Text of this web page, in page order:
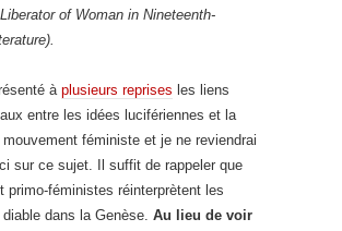
of Woman in Nineteenth-
à plusieurs reprises les liens
entre les idées lucifériennes et la
féministe et je ne reviendrai
sur ce sujet. Il suffit de rappeler que
primo-féministes réinterprètent les
dans la Genèse. Au lieu de voir